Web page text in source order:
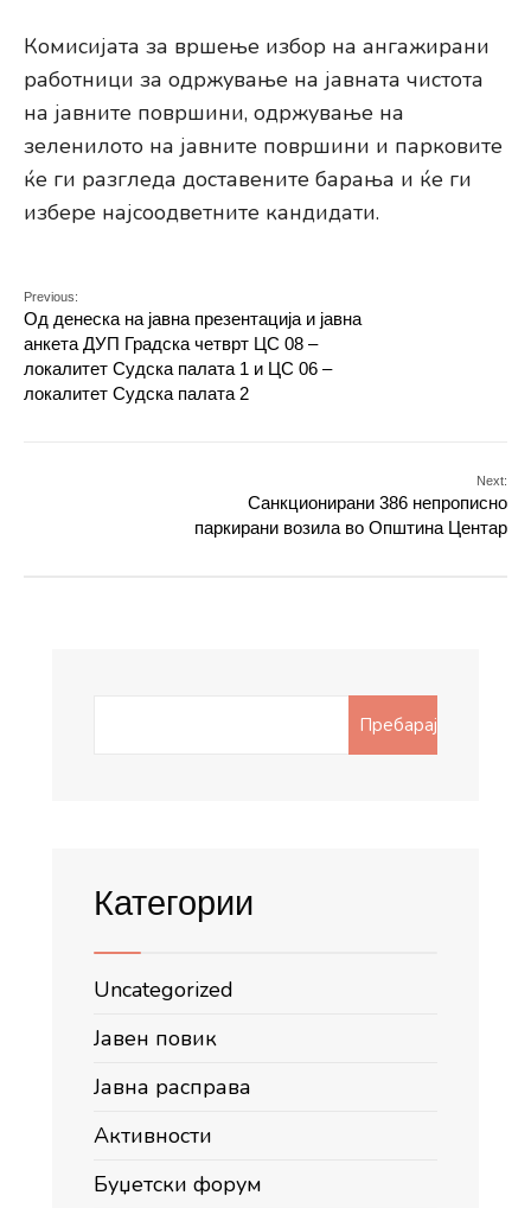
Комисијата за вршење избор на ангажирани
работници за одржување на јавната чистота
на јавните површини, одржување на
зеленилото на јавните површини и парковите
ќе ги разгледа доставените барања и ќе ги
избере најсоодветните кандидати.
Previous:
Од денеска на јавна презентација и јавна
анкета ДУП Градска четврт ЦС 08 –
локалитет Судска палата 1 и ЦС 06 –
локалитет Судска палата 2
Next:
Санкционирани 386 непрописно
паркирани возила во Општина Центар
Пребарај
Категории
Uncategorized
Јавен повик
Јавна расправа
Активности
Буџетски форум